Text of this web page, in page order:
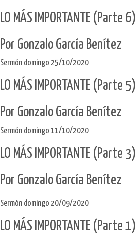
LO MÁS IMPORTANTE (Parte 6)
Por Gonzalo García Benítez
Sermón domingo 25/10/2020
LO MÁS IMPORTANTE (Parte 5)
Por Gonzalo García Benítez
Sermón domingo 11/10/2020
LO MÁS IMPORTANTE (Parte 3)
Por Gonzalo García Benítez
Sermón domingo 20/09/2020
LO MÁS IMPORTANTE (Parte 1)